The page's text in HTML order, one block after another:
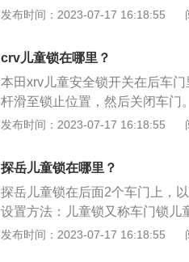
在车辆上意外地打开车门造成对
打开，当儿童锁功能关闭时，
行驶时尤为必要，如果儿童意
有这个功能。儿童安全锁两种形
开关有两种形式，一种是旋钮式
用钥匙(或钥匙状物体)插到相应
发布时间：2023-07-17 16:18:55
crv儿童锁在哪里？
本田xrv儿童安全锁开关在后车
杆滑至锁止位置，然后关闭车门
是关于儿童门锁的相关知识：本
置仍处于锁止状态。如果想要打
侧的开关拉开车门。
发布时间：2023-07-17 16:18:55
探岳儿童锁在哪里？
探岳儿童锁在后面2个车门上，
设置方法：儿童锁又称车门锁儿
门锁的下方有一小拔杆，拨向有
发布时间：2023-07-17 16:18:55